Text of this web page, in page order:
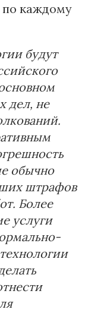
по каждому
будут
дел, не
обычно
штрафов
Более
услуги